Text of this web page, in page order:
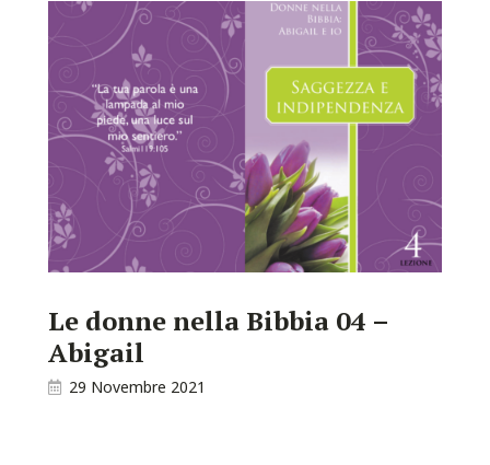
Le donne nella Bibbia 04 –
Abigail
29 Novembre 2021